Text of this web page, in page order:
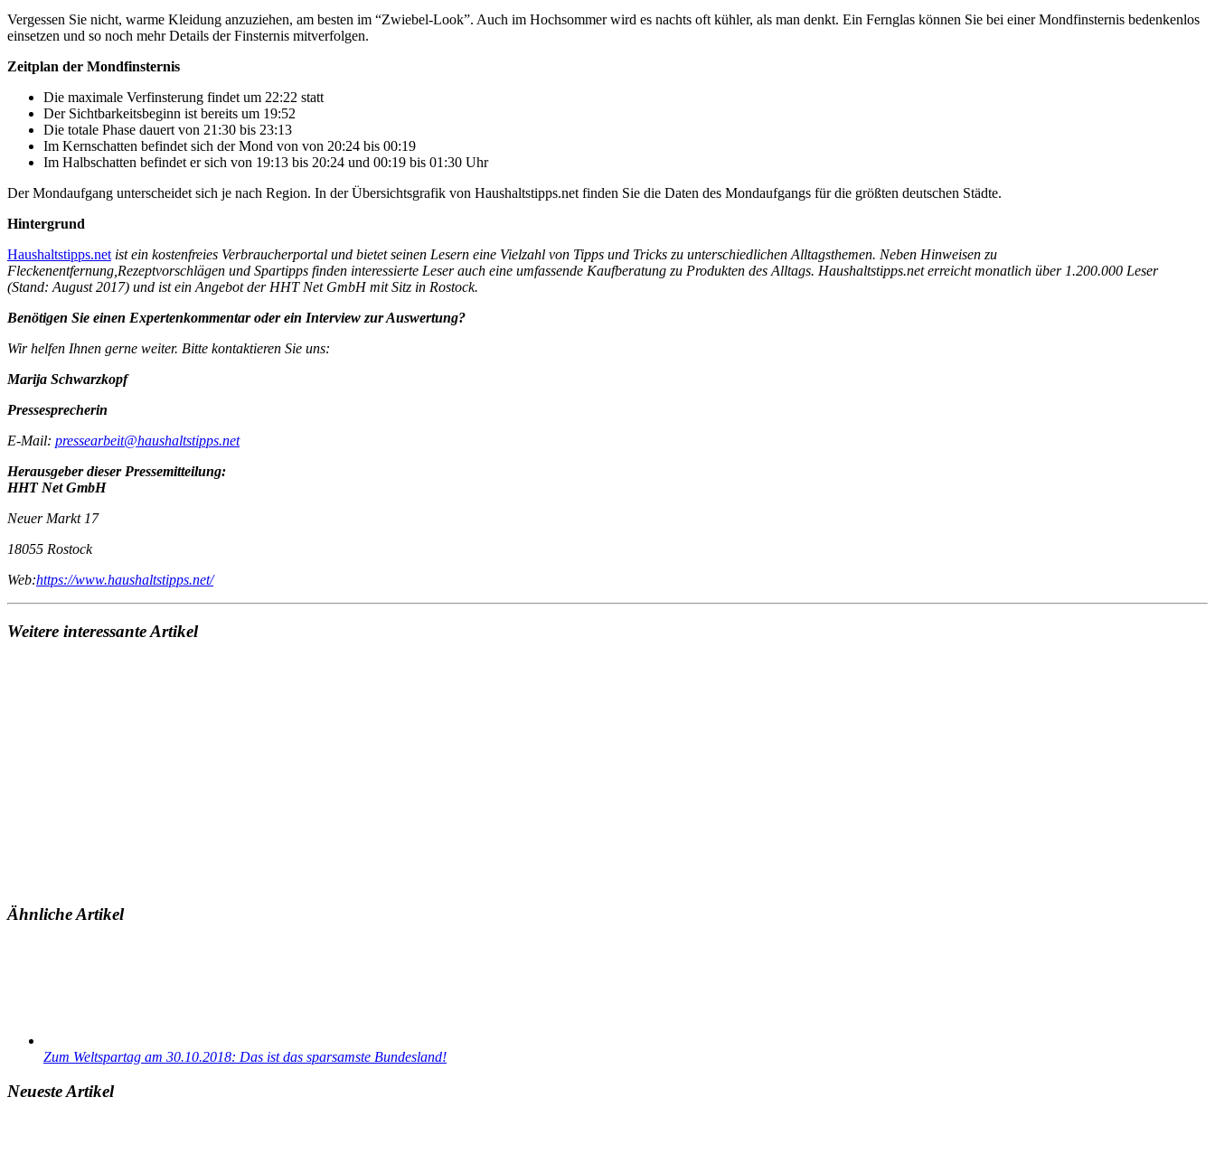
Vergessen Sie nicht, warme Kleidung anzuziehen, am besten im “Zwiebel-Look”. Auch im Hochsommer wird es nachts oft kühler, als man denkt. Ein Fernglas können Sie bei einer Mondfinsternis bedenkenlos
einsetzen und so noch mehr Details der Finsternis mitverfolgen.
Zeitplan der Mondfinsternis
Die maximale Verfinsterung findet um 22:22 statt
Der Sichtbarkeitsbeginn ist bereits um 19:52
Die totale Phase dauert von 21:30 bis 23:13
Im Kernschatten befindet sich der Mond von von 20:24 bis 00:19
Im Halbschatten befindet er sich von 19:13 bis 20:24 und 00:19 bis 01:30 Uhr
Der Mondaufgang unterscheidet sich je nach Region. In der Übersichtsgrafik von Haushaltstipps.net finden Sie die Daten des Mondaufgangs für die größten deutschen Städte.
Hintergrund
Haushaltstipps.net ist ein kostenfreies Verbraucherportal und bietet seinen Lesern eine Vielzahl von Tipps und Tricks zu unterschiedlichen Alltagsthemen. Neben Hinweisen zu
Fleckenentfernung,Rezeptvorschlägen und Spartipps finden interessierte Leser auch eine umfassende Kaufberatung zu Produkten des Alltags. Haushaltstipps.net erreicht monatlich über 1.200.000 Leser
(Stand: August 2017) und ist ein Angebot der HHT Net GmbH mit Sitz in Rostock.
Benötigen Sie einen Expertenkommentar oder ein Interview zur Auswertung?
Wir helfen Ihnen gerne weiter. Bitte kontaktieren Sie uns:
Marija Schwarzkopf
Pressesprecherin
E-Mail: pressearbeit@haushaltstipps.net
Herausgeber dieser Pressemitteilung:
HHT Net GmbH
Neuer Markt 17
18055 Rostock
Web:https://www.haushaltstipps.net/
Weitere interessante Artikel
Ähnliche Artikel
Zum Weltspartag am 30.10.2018: Das ist das sparsamste Bundesland!
Neueste Artikel